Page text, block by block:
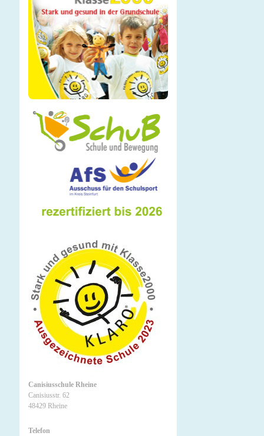
Canisiusschule Rheine
Canisiusstr. 62
48429 Rheine
Telefon